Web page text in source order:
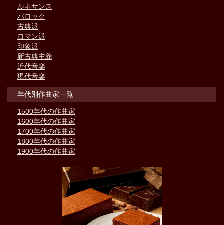
ルネサンス
バロック
古典派
ロマン派
印象派
新古典主義
近代音楽
現代音楽
年代別作曲家一覧
1500年代の作曲家
1600年代の作曲家
1700年代の作曲家
1800年代の作曲家
1900年代の作曲家